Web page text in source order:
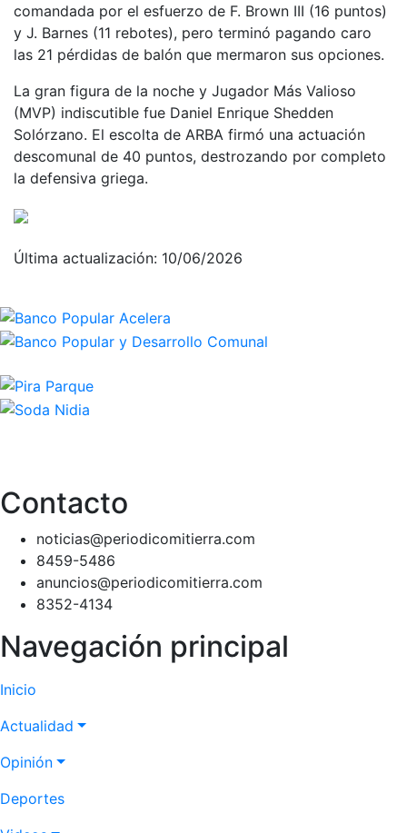
comandada por el esfuerzo de F. Brown III (16 puntos)
y J. Barnes (11 rebotes), pero terminó pagando caro
las 21 pérdidas de balón que mermaron sus opciones.
La gran figura de la noche y Jugador Más Valioso
(MVP) indiscutible fue Daniel Enrique Shedden
Solórzano. El escolta de ARBA firmó una actuación
descomunal de 40 puntos, destrozando por completo
la defensiva griega.
Última actualización: 10/06/2026
Contacto
noticias@periodicomitierra.com
8459-5486
anuncios@periodicomitierra.com
8352-4134
Navegación principal
Inicio
Actualidad
Opinión
Deportes